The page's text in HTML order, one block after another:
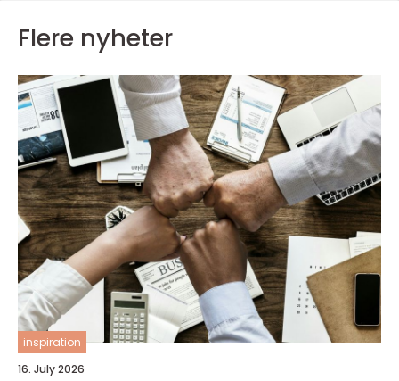
Flere nyheter
inspiration
16. July 2026